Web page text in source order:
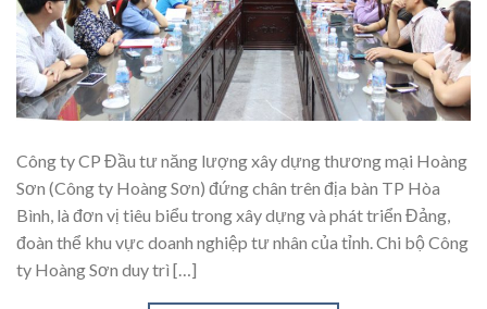
Công ty CP Đầu tư năng lượng xây dựng thương mại Hoàng
Sơn (Công ty Hoàng Sơn) đứng chân trên địa bàn TP Hòa
Bình, là đơn vị tiêu biểu trong xây dựng và phát triển Đảng,
đoàn thể khu vực doanh nghiệp tư nhân của tỉnh. Chi bộ Công
ty Hoàng Sơn duy trì […]